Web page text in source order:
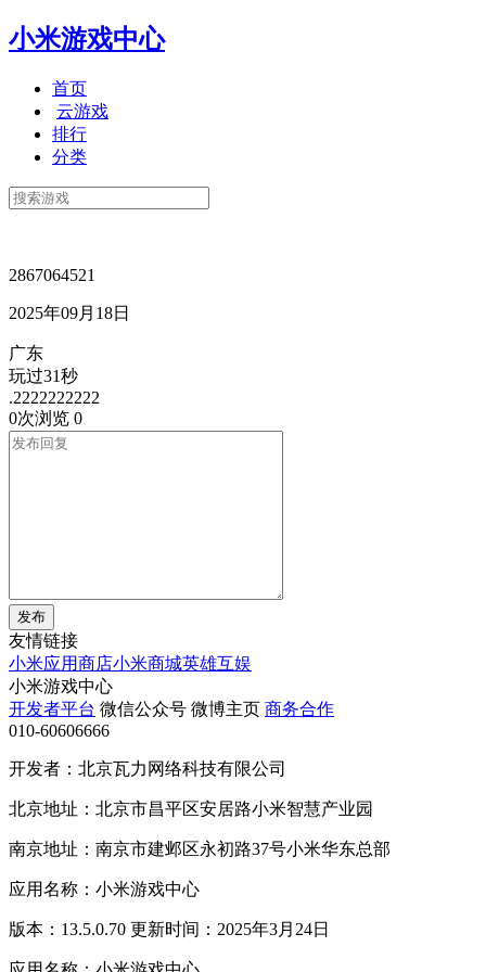
小米游戏中心
首页
云游戏
排行
分类
2867064521
2025年09月18日
广东
玩过31秒
.2222222222
0次浏览 0
发布
友情链接
小米应用商店小米商城英雄互娱
小米游戏中心
开发者平台 微信公众号 微博主页 商务合作
010-60606666
开发者：北京瓦力网络科技有限公司
北京地址：北京市昌平区安居路小米智慧产业园
南京地址：南京市建邺区永初路37号小米华东总部
应用名称：小米游戏中心
版本：13.5.0.70 更新时间：2025年3月24日